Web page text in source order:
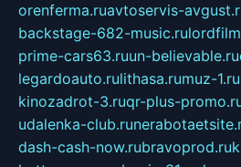
orenferma.ruavtoservis-
backstage-682-music.ru
prime-cars63.ruun-believable.ru
legardoauto.rulithasa.rumuz-1.ru
kinozadrot-3.ruqr-plus-
udalenka-club.ru
dash-cash-now.rubravoprod.ru